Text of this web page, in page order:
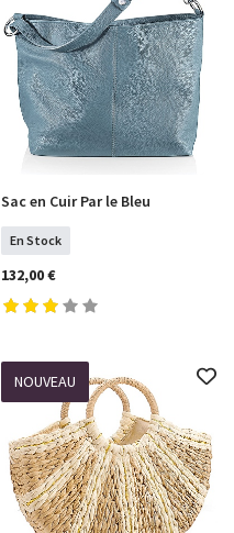
COMMANDER
Sac en Cuir Par le Bleu
En Stock
132,00 €
NOUVEAU